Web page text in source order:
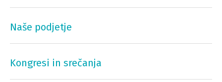
Naše podjetje
Kongresi in srečanja